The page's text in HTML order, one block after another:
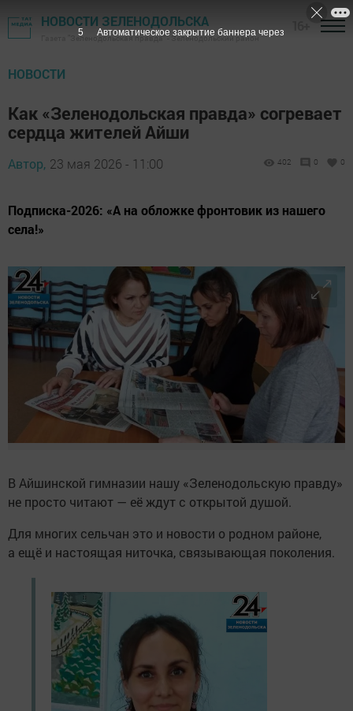
НОВОСТИ ЗЕЛЕНОДОЛЬСКА
Газета "Зеленодольская правда" - Зеленодольский район
НОВОСТИ
Как «Зеленодольская правда» согревает
сердца жителей Айши
Автор, 23 мая 2026 - 11:00 402 0 0
Подписка-2026: «А на обложке фронтовик из нашего
села!»
В Айшинской гимназии нашу «Зеленодольскую правду»
не просто читают — её ждут с открытой душой.
Для многих сельчан это и новости о родном районе,
а ещё и настоящая ниточка, связывающая поколения.
4 Автоматическое закрытие баннера через